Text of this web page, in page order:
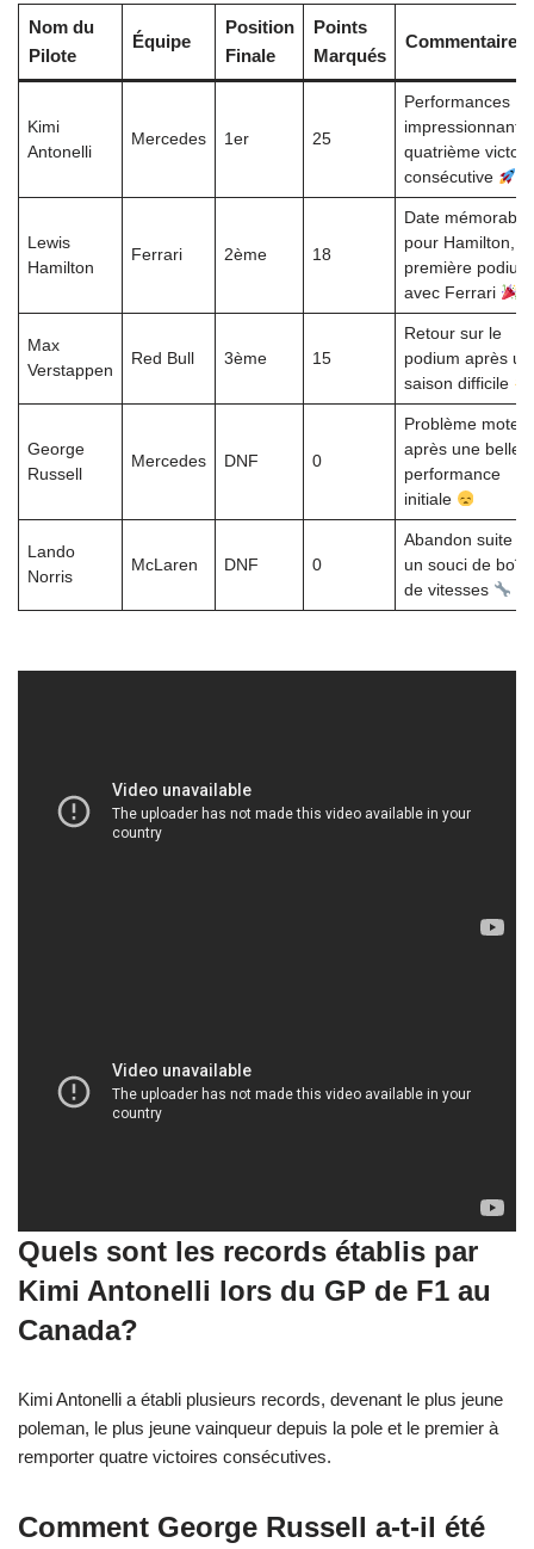
Nom du
Pilote
Équipe
Position
Finale
Points
Marqués
Commentaires
Kimi
Antonelli
Mercedes 1er 25
Performances
quatrième
consécutive
Lewis
Hamilton
Ferrari 2ème 18
Date mémorable
pour Hamilton,
première podium
avec Ferrari
Max
Verstappen
Red Bull 3ème 15
Retour sur le
podium après
saison difficile
George
Russell
Mercedes DNF 0
Problème moteur
après une belle
performance
initiale
Lando
Norris
McLaren DNF 0
Abandon suite à
un souci de boîte
de vitesses
Quels sont les records établis par
Kimi Antonelli lors du GP de F1 au
Canada?
Kimi Antonelli a établi plusieurs records, devenant le plus jeune
poleman, le plus jeune vainqueur depuis la pole et le premier à
remporter quatre victoires consécutives.
Comment George Russell a-t-il été